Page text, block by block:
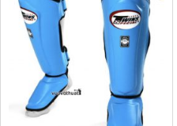
Yêu
thích